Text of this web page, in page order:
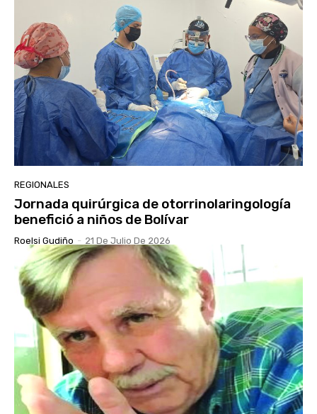
REGIONALES
Jornada quirúrgica de otorrinolaringología
benefició a niños de Bolívar
Roelsi Gudiño - 21 De Julio De 2026